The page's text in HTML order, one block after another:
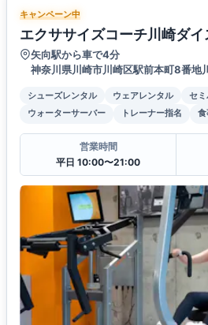
キャンペーン中
エクササイズコーチ川崎ダイ
矢向駅から車で4分
神奈川県川崎市川崎区駅前本町8番地
シューズレンタル ウェアレンタル セ
ウォーターサーバー
トレーナー指名
営業時間
平日 10:00〜21:00